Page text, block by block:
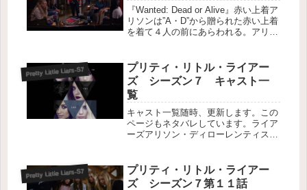
『Wanted: Dead or Alive』赤い上着ア
リソンは”A・D”から贈られた赤い上着
を着て４人の前にあらわれる。アリソ
め”A・D”に渡した赤い上着である。ハ
ンナの命が...
Pretty Little Liars-S7
プリティ・リトル・ライアー
ズ シーズン７ キャスト一
覧
キャスト一覧随時、更新します。この
ページもネタバレしています。ライア
ーズアリソン・ディローレンティス
生きてた エリオットと結婚 精神病
院に入院アリア・モンゴ...
Pretty Little Liars-S7
プリティ・リトル・ライアー
ズ シーズン７第１１話